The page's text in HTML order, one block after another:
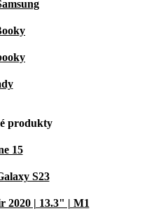
produkty
15
S23
2020 | 13.3" | M1